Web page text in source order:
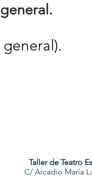
Taller de Teatro
C/ Arcadio María